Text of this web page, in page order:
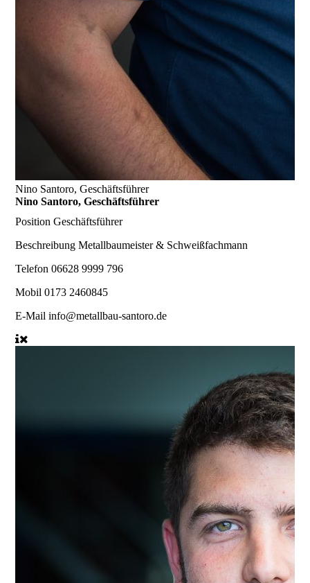
Nino Santoro, Geschäftsführer
Nino Santoro, Geschäftsführer
PositionGeschäftsführer
BeschreibungMetallbaumeister & Schweißfachmann
Telefon06628 9999 796
Mobil0173 2460845
E-Mailinfo@metallbau-santoro.de